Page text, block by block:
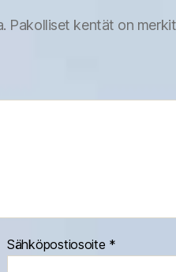
Pakolliset kentät on
Sähköpostiosoite *